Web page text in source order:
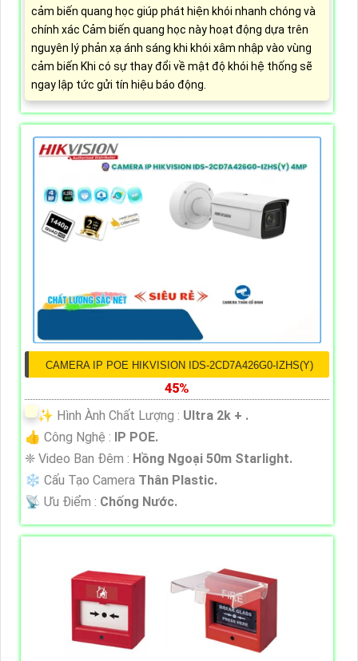
cảm biến quang học giúp phát hiện khói nhanh chóng và
chính xác Cảm biến quang học này hoạt động dựa trên
nguyên lý phản xạ ánh sáng khi khói xâm nhập vào vùng
cảm biến Khi có sự thay đổi về mật độ khói hệ thống sẽ
ngay lập tức gửi tín hiệu báo động.
CAMERA IP POE HIKVISION IDS-2CD7A426G0-IZHS(Y)
45%
✨ Hình Ành Chất Lượng : Ultra 2k + .
👍 Công Nghệ : IP POE.
❈ Video Ban Đêm : Hồng Ngoại 50m Starlight.
❄ Cấu Tạo Camera Thân Plastic.
️📡 Ưu Điểm : Chống Nước.